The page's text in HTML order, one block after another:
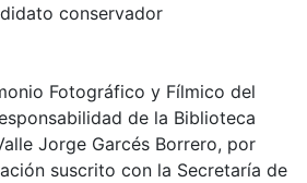
conservador
Fotográfico y Fílmico del
de la Biblioteca
Jorge Garcés Borrero, por
suscrito con la Secretaría de